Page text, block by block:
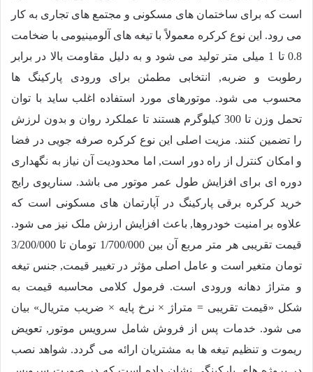
است که برای ساختمان های مسکونی و مجتمع های تجاری به کار
می رود. این نوع کرکره معمولاً با تیغه های آلومینیومی با ضخامت
0.8 تا 1 میلی متر تولید می شود و به دلیل مقاومت بالا در برابر
رطوبت و ضربه, انتخابی مطمئن برای ورودی پارکینگ ها
محسوب می شود. موتورهای مورد استفاده اغلب ساید با توان
تحمل وزن تا 300 کیلوگرم هستند تا عملکرد روان و بدون لرزش
را تضمین کنند. مزیت اصلی این نوع کرکره صرفه جویی در فضا
و امکان کنترل از راه دور است, اما محدودیت آن نیاز به نگهداری
دوره ای برای افزایش طول عمر موتور می باشد. سناریوی رایج
خرید کرکره برقی پارکینگ در آپارتمان های مسکونی است که
علاوه بر امنیت خودروها, باعث افزایش ارزش ملک نیز می شود.
قیمت تقریبی هر متر مربع آن بین1/700/000 تومان تا 3/200/000
تومان متغیر است و عامل اصلی مؤثر در تغییر قیمت, جنس تیغه
و متراژ دهانه ورودی است. فرمول کلامی محاسبه قیمت به
شکل «قیمت تقریبی = متراژ × نرخ پایه × ضریب متریال» بیان
می شود. خدمات پس از فروش شامل سرویس موتور, تعویض
ریموت و تنظیم تیغه ها به مشتریان ارائه می گردد. شواهد نصب